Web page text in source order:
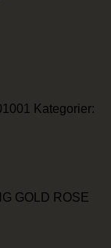
Kategorier:
GOLD ROSE